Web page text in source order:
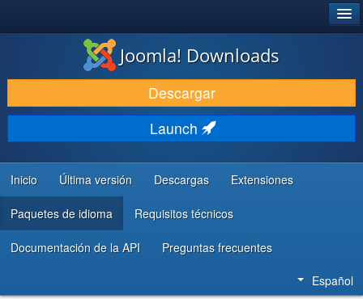
DESCARGAR & EXTENDER
DESCUBRE & APRENDE
COMUNIDAD & SOPORTE
RECURSOS PARA DESARROLLADORES
Joomla! Downloads
Descargar
Launch
Inicio Última versión Descargas Extensiones
Paquetes de idioma Requisitos técnicos
Documentación de la API Preguntas frecuentes
Español